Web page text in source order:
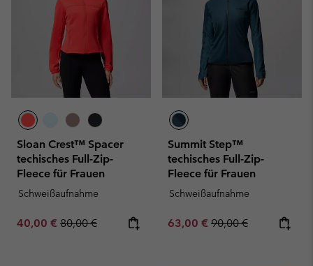
Sloan Crest™ Spacer
techisches Full-Zip-
Fleece für Frauen
Schweißaufnahme
Sale price:
40,00 € Regular price:
80,00 €
Summit Step™
techisches Full-Zip-
Fleece für Frauen
Schweißaufnahme
Sale price:
63,00 € Regular price:
90,00 €